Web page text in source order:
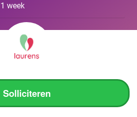
week
Solliciteren